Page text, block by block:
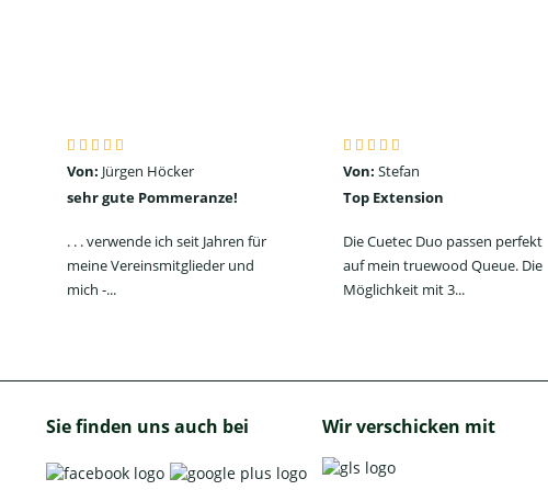
Von: Jürgen Höcker
sehr gute Pommeranze!
. . . verwende ich seit Jahren für
meine Vereinsmitglieder und
mich -...
Von: Stefan
Top Extension
Die Cuetec Duo passen perfekt
auf mein truewood Queue. Die
Möglichkeit mit 3...
Sie finden uns auch bei Wir verschicken mit